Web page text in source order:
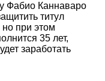
Фабио Каннаваро
титул
при этом
35 лет,
заработать